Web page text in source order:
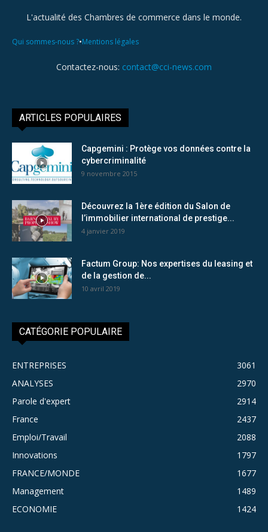
L'actualité des Chambres de commerce dans le monde.
Qui sommes-nous ?•Mentions légales
Contactez-nous: contact@cci-news.com
ARTICLES POPULAIRES
Capgemini : Protège vos données contre la
cybercriminalité
9 novembre 2015
Découvrez la 1ère édition du Salon de
l’immobilier international de prestige...
4 janvier 2019
Factum Group: Nos expertises du leasing et
de la gestion de...
10 avril 2019
CATÉGORIE POPULAIRE
ENTREPRISES
3061
ANALYSES
2970
Parole d'expert
2914
France
2437
Emploi/Travail
2088
Innovations
1797
FRANCE/MONDE
1677
Management
1489
ECONOMIE
1424